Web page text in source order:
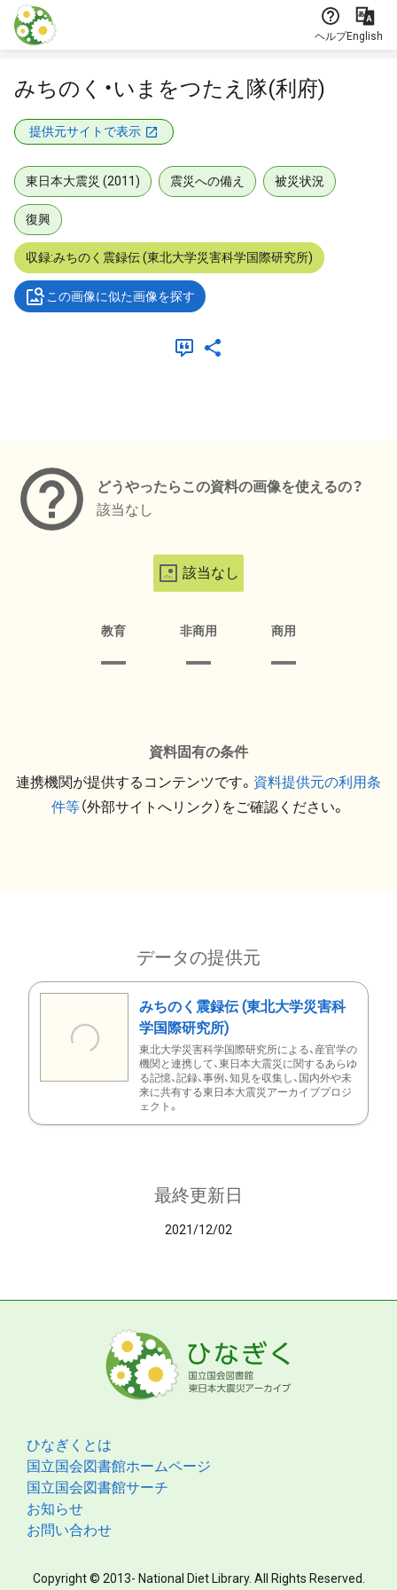
本文に飛ぶ
ヘルプEnglish
みちのく・いまをつたえ隊(利府)
提供元サイトで表示
東日本大震災 (2011) 震災への備え 被災状況
復興
収録:みちのく震録伝 (東北大学災害科学国際研究所)
この画像に似た画像を探す
どうやったらこの資料の画像を使えるの？
該当なし
該当なし
教育 非商用 商用
資料固有の条件
連携機関が提供するコンテンツです。 資料提供元の利用条
件等（外部サイトへリンク）をご確認ください。
データの提供元
みちのく震録伝 (東北大学災害科
学国際研究所)
東北大学災害科学国際研究所による、産官学の
機関と連携して、東日本大震災に関するあらゆ
る記憶、記録、事例、知見を収集し、国内外や未
来に共有する東日本大震災アーカイブプロジ
ェクト。
最終更新日
2021/12/02
ひなぎくとは
国立国会図書館ホームページ
国立国会図書館サーチ
お知らせ
お問い合わせ
Copyright © 2013- National Diet Library. All Rights Reserved.